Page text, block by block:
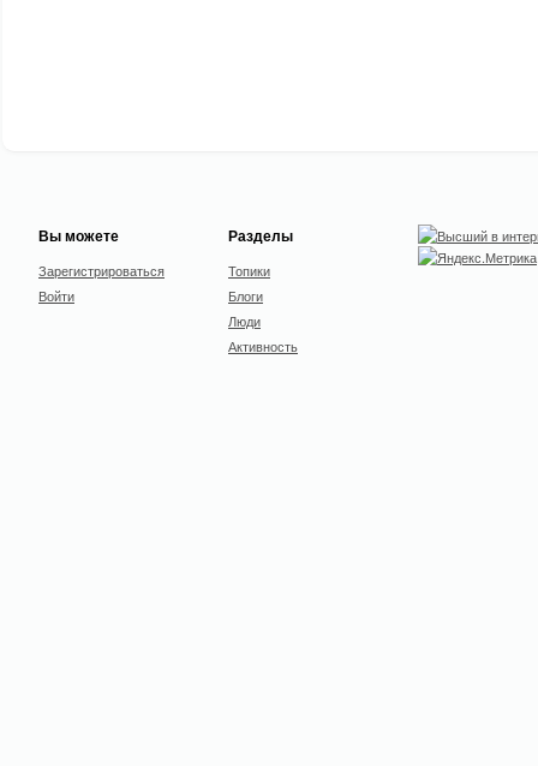
Вы можете
Зарегистрироваться
Войти
Разделы
Топики
Блоги
Люди
Активность